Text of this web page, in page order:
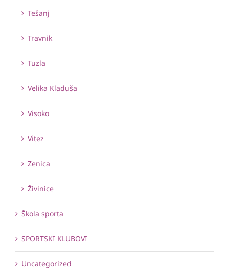
Tešanj
Travnik
Tuzla
Velika Kladuša
Visoko
Vitez
Zenica
Živinice
Škola sporta
SPORTSKI KLUBOVI
Uncategorized